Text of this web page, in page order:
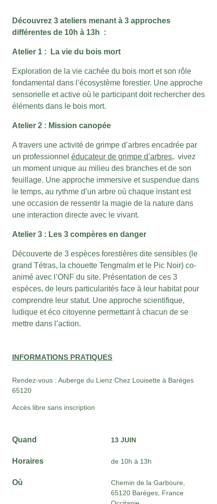
Découvrez 3 ateliers menant à 3 approches
différentes de 10h à 13h :
Atelier 1 : La vie du bois mort
Exploration de la vie cachée du bois mort et son rôle
fondamental dans l’écosystème forestier. Une approche
sensorielle et active où le participant doit rechercher des
éléments dans le bois mort.
Atelier 2 : Mission canopée
A travers une activité de grimpe d’arbres encadrée par
un professionnel éducateur de grimpe d’arbres, vivez
un moment unique au milieu des branches et de son
feuillage. Une approche immersive et suspendue dans
le temps, au rythme d’un arbre où chaque instant est
une occasion de ressentir la magie de la nature dans
une interaction directe avec le vivant.
Atelier 3 : Les 3 compères en danger
Découverte de 3 espèces forestières dite sensibles (le
grand Tétras, la chouette Tengmalm et le Pic Noir) co-
animé avec l’ONF du site. Présentation de ces 3
espèces, de leurs particularités face à leur habitat pour
comprendre leur statut. Une approche scientifique,
ludique et éco citoyenne permettant à chacun de se
mettre dans l’action.
INFORMATIONS PRATIQUES
Rendez-vous : Auberge du Lienz Chez Louisette à Barèges
65120
Accès libre sans inscription
Quand 13 JUIN
Horaires de 10h à 13h
Où
Chemin de la Garboure,
65120 Barèges, France